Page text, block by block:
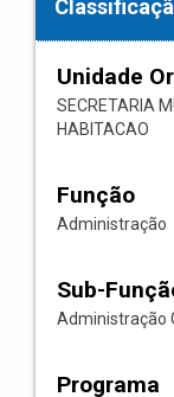
Unidade
SECRETARIA
HABITACAO
Função
Administração
Sub-
Administração
Programa